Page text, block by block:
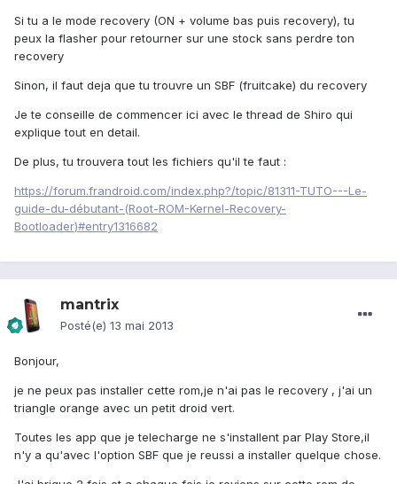
Si tu a le mode recovery (ON + volume bas puis recovery), tu
peux la flasher pour retourner sur une stock sans perdre ton
recovery
Sinon, il faut deja que tu trouvre un SBF (fruitcake) du recovery
Je te conseille de commencer ici avec le thread de Shiro qui
explique tout en detail.
De plus, tu trouvera tout les fichiers qu'il te faut :
https://forum.frandroid.com/index.php?/topic/81311-TUTO---Le-
guide-du-débutant-(Root-ROM-Kernel-Recovery-
Bootloader)#entry1316682
mantrix
Posté(e) 13 mai 2013
Bonjour,
je ne peux pas installer cette rom,je n'ai pas le recovery , j'ai un
triangle orange avec un petit droid vert.
Toutes les app que je telecharge ne s'installent par Play Store,il
n'y a qu'avec l'option SBF que je reussi a installer quelque chose.